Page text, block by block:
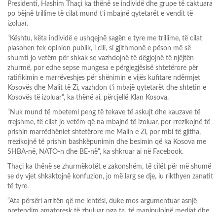
Presidenti, Hashim Thaçi ka thënë se individë dhe grupe të caktuara
po bëjnë trillime të cilat mund t’i mbajnë qytetarët e vendit të
izoluar.
“Kështu, këta individë e ushqejnë sagën e tyre me trillime, të cilat
plasohen tek opinion publik, i cili, si gjithmonë e pëson më së
shumti jo vetëm për shkak se vazhdojnë të dëgjojnë të njëjtën
zhurmë, por edhe sepse mungesa e përgjegjësisë shtetërore për
ratifikimin e marrëveshjes për shënimin e vijës kufitare ndërmjet
Kosovës dhe Malit të Zi, vazhdon t’i mbajë qytetarët dhe shtetin e
Kosovës të izoluar”, ka thënë ai, përcjellë Klan Kosova.
“Nuk mund të mbetemi peng të tekave të askujt dhe kauzave të
rrejshme, të cilat jo vetëm që na mbajnë të izoluar, por rrezikojnë të
prishin marrëdhëniet shtetërore me Malin e Zi, por mbi të gjitha,
rrezikojnë të prishin bashkëpunimin dhe besimin që ka Kosova me
SHBA-në, NATO-n dhe BE-në”, ka shkruar ai në Facebook.
Thaçi ka thënë se zhurmëkotët e zakonshëm, të cilët për më shumë
se dy vjet shkaktojnë konfuzion, jo më larg se dje, iu rikthyen zanatit
të tyre.
“Ata përsëri arritën që me lehtësi, duke mos argumentuar asnjë